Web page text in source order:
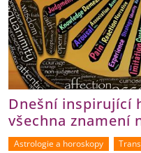
Dnešní inspirující
všechna znamení
Astrologie a horoskopy